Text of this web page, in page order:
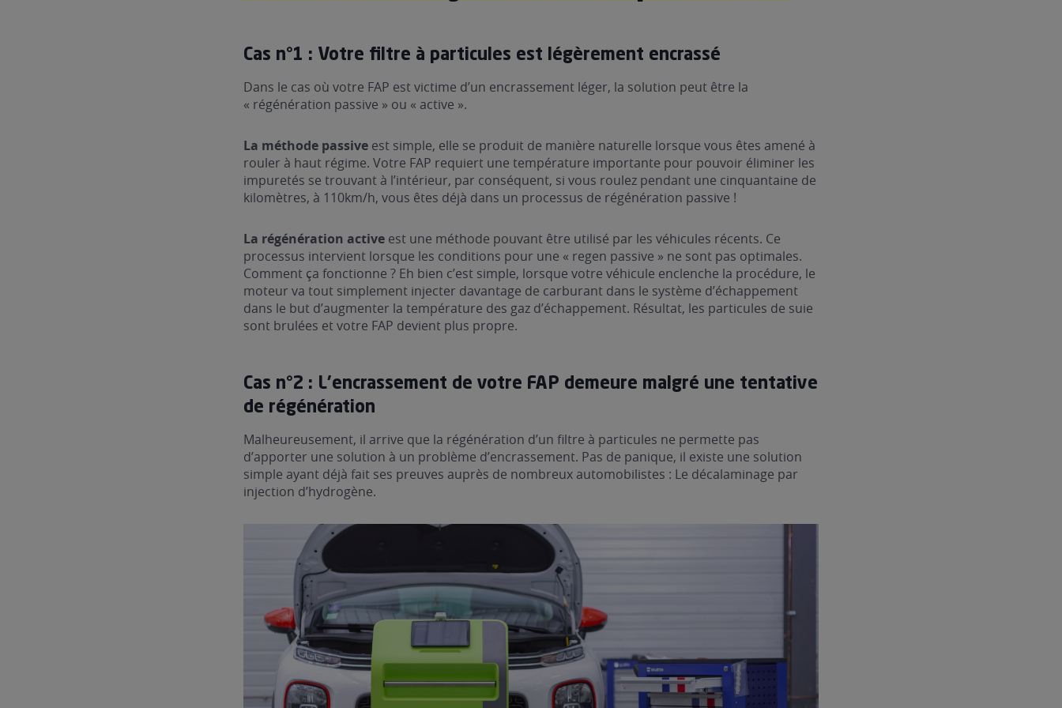
Cas n°1 : Votre filtre à particules est légèrement encrassé
Dans le cas où votre FAP est victime d’un encrassement léger, la solution peut être la
« régénération passive » ou « active ».
La méthode passive est simple, elle se produit de manière naturelle lorsque vous êtes amené à
rouler à haut régime. Votre FAP requiert une température importante pour pouvoir éliminer les
impuretés se trouvant à l’intérieur, par conséquent, si vous roulez pendant une cinquantaine de
kilomètres, à 110km/h, vous êtes déjà dans un processus de régénération passive !
La régénération active est une méthode pouvant être utilisé par les véhicules récents. Ce
processus intervient lorsque les conditions pour une « regen passive » ne sont pas optimales.
Comment ça fonctionne ? Eh bien c’est simple, lorsque votre véhicule enclenche la procédure, le
moteur va tout simplement injecter davantage de carburant dans le système d’échappement
dans le but d’augmenter la température des gaz d’échappement. Résultat, les particules de suie
sont brulées et votre FAP devient plus propre.
Cas n°2 : L’encrassement de votre FAP demeure malgré une tentative
de régénération
Malheureusement, il arrive que la régénération d’un filtre à particules ne permette pas
d’apporter une solution à un problème d’encrassement. Pas de panique, il existe une solution
simple ayant déjà fait ses preuves auprès de nombreux automobilistes : Le décalaminage par
injection d’hydrogène.